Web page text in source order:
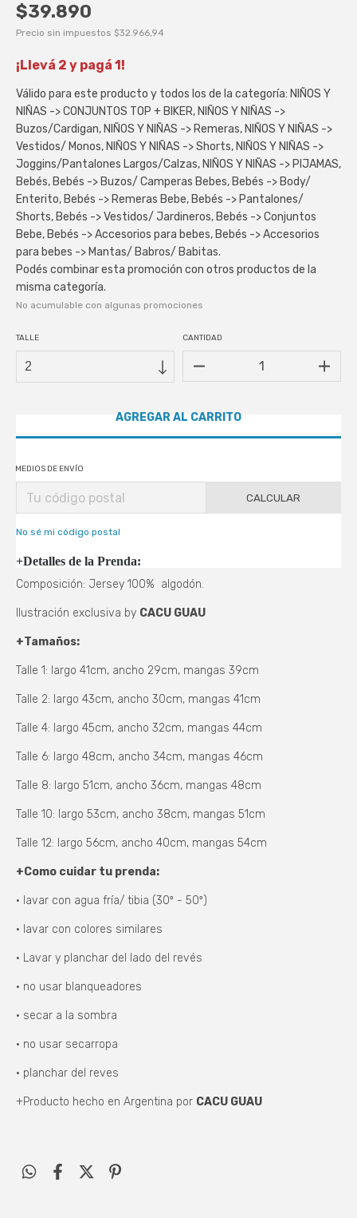
$39.890
Precio sin impuestos $32.966,94
¡Llevá 2 y pagá 1!
Válido para este producto y todos los de la categoría: NIÑOS Y
NIÑAS -> CONJUNTOS TOP + BIKER, NIÑOS Y NIÑAS ->
Buzos/Cardigan, NIÑOS Y NIÑAS -> Remeras, NIÑOS Y NIÑAS ->
Vestidos/ Monos, NIÑOS Y NIÑAS -> Shorts, NIÑOS Y NIÑAS ->
Joggins/Pantalones Largos/Calzas, NIÑOS Y NIÑAS -> PIJAMAS,
Bebés, Bebés -> Buzos/ Camperas Bebes, Bebés -> Body/
Enterito, Bebés -> Remeras Bebe, Bebés -> Pantalones/
Shorts, Bebés -> Vestidos/ Jardineros, Bebés -> Conjuntos
Bebe, Bebés -> Accesorios para bebes, Bebés -> Accesorios
para bebes -> Mantas/ Babros/ Babitas.
Podés combinar esta promoción con otros productos de la
misma categoría.
No acumulable con algunas promociones
TALLE CANTIDAD
MEDIOS DE ENVÍO
CALCULAR
No sé mi código postal
+Detalles de la Prenda:
Composición: Jersey 100% algodón.
Ilustración exclusiva by CACU GUAU
+Tamaños:
Talle 1: largo 41cm, ancho 29cm, mangas 39cm
Talle 2: largo 43cm, ancho 30cm, mangas 41cm
Talle 4: largo 45cm, ancho 32cm, mangas 44cm
Talle 6: largo 48cm, ancho 34cm, mangas 46cm
Talle 8: largo 51cm, ancho 36cm, mangas 48cm
Talle 10: largo 53cm, ancho 38cm, mangas 51cm
Talle 12: largo 56cm, ancho 40cm, mangas 54cm
+Como cuidar tu prenda:
• lavar con agua fría/ tibia (30º - 50º)
• lavar con colores similares
• Lavar y planchar del lado del revés
• no usar blanqueadores
• secar a la sombra
• no usar secarropa
• planchar del reves
+Producto hecho en Argentina por CACU GUAU